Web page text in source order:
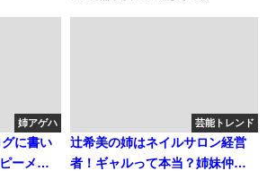
姉アゲハ
に書い
ーメー
芸能トレンド
辻希美の姉はネイルサロン経営
者！ギャルって本当？姉妹仲は